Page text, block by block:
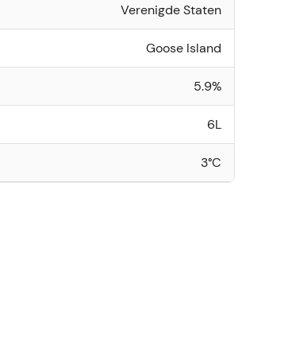
Verenigde Staten
Goose Island
5.9%
6L
3°C